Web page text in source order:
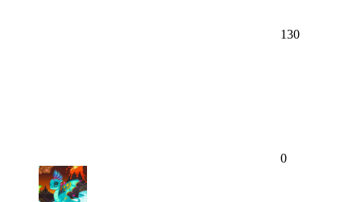
130
0